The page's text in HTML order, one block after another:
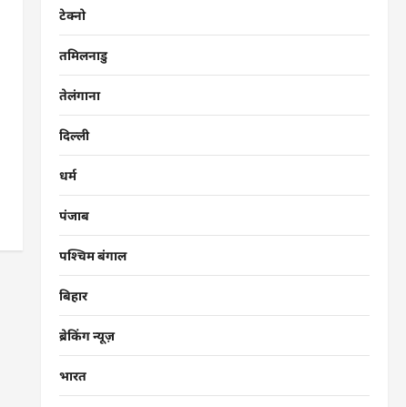
टेक्नो
तमिलनाडु
तेलंगाना
दिल्ली
धर्म
पंजाब
पश्चिम बंगाल
बिहार
ब्रेकिंग न्यूज़
भारत